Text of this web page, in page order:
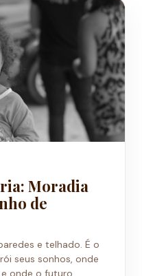
Moradia
de
e telhado. É o
seus sonhos, onde
e onde o futuro